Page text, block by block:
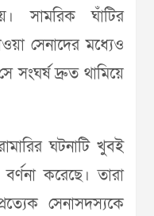
সামরিক ঘাঁটির
সেনাদের মধ্যেও
সংঘর্ষ দ্রুত থামিয়ে
ঘটনাটি খুবই
করেছে। তারা
সেনাসদস্যকে